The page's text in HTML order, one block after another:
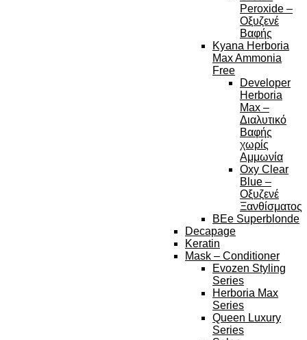
Peroxide –
Οξυζενέ
Βαφής
Kyana Herboria
Max Ammonia
Free
Developer
Herboria
Max –
Διαλυτικό
Βαφής
χωρίς
Αμμωνία
Oxy Clear
Blue –
Οξυζενέ
Ξανθίσματος
BEe Superblonde
Decapage
Keratin
Mask – Conditioner
Evozen Styling
Series
Herboria Max
Series
Queen Luxury
Series